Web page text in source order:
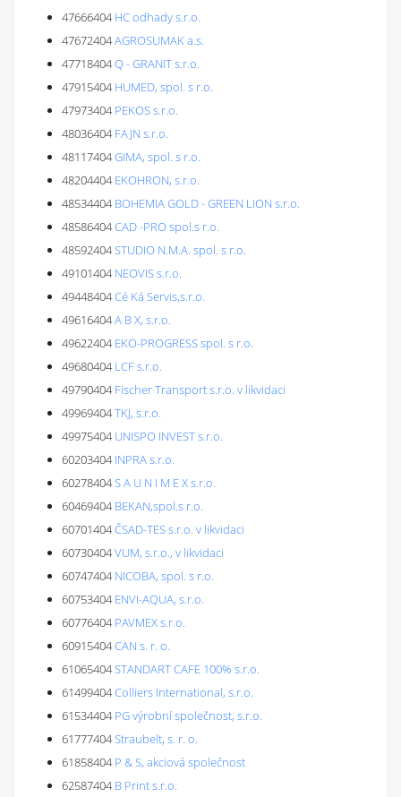
47666404 HC odhady s.r.o.
47672404AGROSUMAK a.s.
47718404Q - GRANIT s.r.o.
47915404 HUMED, spol. s r.o.
47973404 PEKOS s.r.o.
48036404 FAJN s.r.o.
48117404GIMA, spol. s r.o.
48204404 EKOHRON, s.r.o.
48534404 BOHEMIA GOLD - GREEN LION s.r.o.
48586404CAD -PRO spol.s r.o.
48592404STUDIO N.M.A. spol. s r.o.
49101404 NEOVIS s.r.o.
49448404Cé Ká Servis,s.r.o.
49616404A B X, s.r.o.
49622404 EKO-PROGRESS spol. s r.o.
49680404 LCF s.r.o.
49790404 Fischer Transport s.r.o. v likvidaci
49969404TKJ, s.r.o.
49975404 UNISPO INVEST s.r.o.
60203404 INPRA s.r.o.
60278404S A U N I M E X s.r.o.
60469404 BEKAN,spol.s r.o.
60701404ČSAD-TES s.r.o. v likvidaci
60730404VUM, s.r.o., v likvidaci
60747404 NICOBA, spol. s r.o.
60753404 ENVI-AQUA, s.r.o.
60776404 PAVMEX s.r.o.
60915404CAN s. r. o.
61065404STANDART CAFE 100% s.r.o.
61499404Colliers International, s.r.o.
61534404 PG výrobní společnost, s.r.o.
61777404Straubelt, s. r. o.
61858404 P & S, akciová společnost
62587404 B Print s.r.o.